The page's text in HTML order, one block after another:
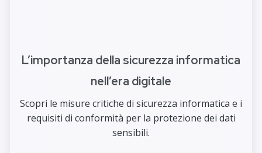
L’importanza della sicurezza informatica
nell’era digitale
Scopri le misure critiche di sicurezza informatica e i
requisiti di conformità per la protezione dei dati
sensibili.